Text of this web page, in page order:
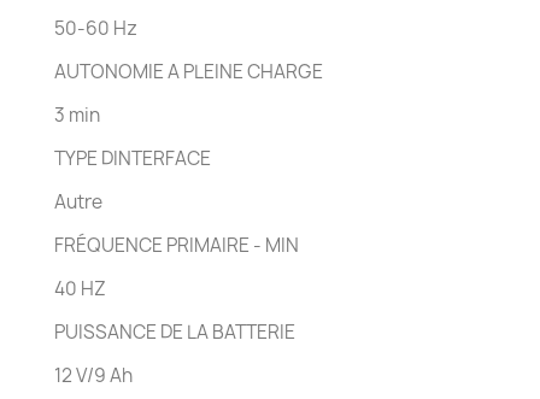
50-60 Hz
AUTONOMIE A PLEINE CHARGE
3 min
TYPE DINTERFACE
Autre
FRÉQUENCE PRIMAIRE - MIN
40 HZ
PUISSANCE DE LA BATTERIE
12 V/9 Ah